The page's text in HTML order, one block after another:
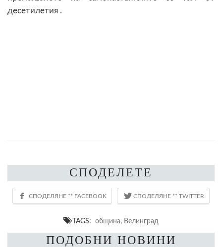
десетилетия .
СПОДЕЛЕТЕ
TAGS: община, Велинград
ПОДОБНИ НОВИНИ